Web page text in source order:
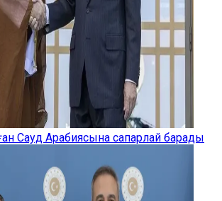
Сауд Арабиясына сапарлай барады